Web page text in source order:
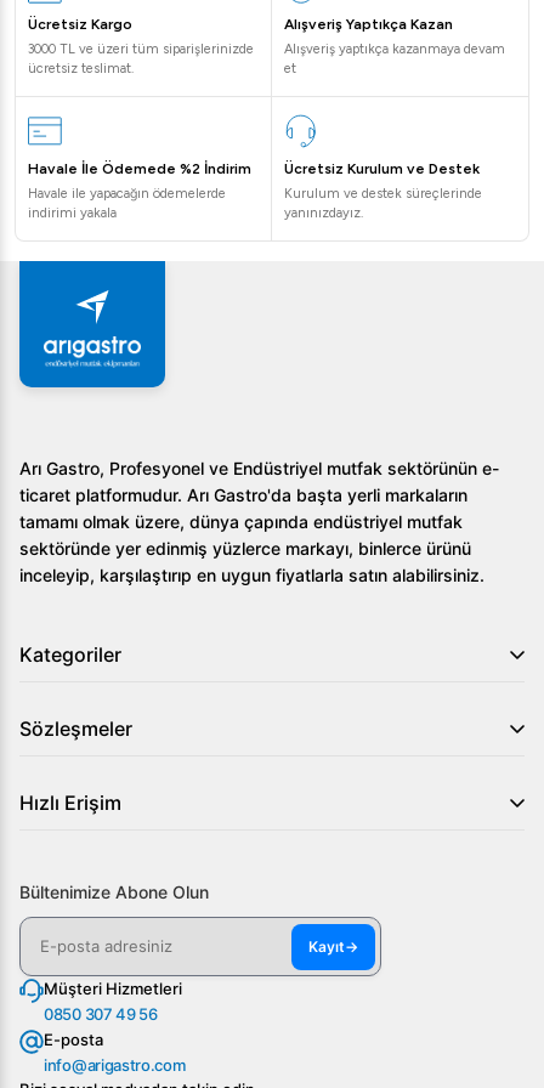
Eka Konveksiyonlu Nemlendirmeli Manuel Fırın EKF-
311UD, yüksek kalite ve performans arayan profesyonel
fazla bilgi almak ve mutfağınıza bu üstün teknolojiyi
kazandırmak için bizimle iletişime geçin.
Ücretsiz Kargo
3000 TL ve üzeri tüm siparişlerinizde
ücretsiz teslimat.
Alışveriş Yaptıkça Kazan
Alışveriş yaptıkça kazanmaya devam
et
Havale İle Ödemede %2 İndirim
Havale ile yapacağın ödemelerde
indirimi yakala
Ücretsiz Kurulum ve Destek
Kurulum ve destek süreçlerinde
yanınızdayız.
Arı Gastro, Profesyonel ve Endüstriyel mutfak sektörünün e-
ticaret platformudur. Arı Gastro'da başta yerli markaların
tamamı olmak üzere, dünya çapında endüstriyel mutfak
sektöründe yer edinmiş yüzlerce markayı, binlerce ürünü
inceleyip, karşılaştırıp en uygun fiyatlarla satın alabilirsiniz.
Kategoriler
Sözleşmeler
Hızlı Erişim
Bültenimize Abone Olun
Kayıt→
Müşteri Hizmetleri
0850 307 49 56
E-posta
info@arigastro.com